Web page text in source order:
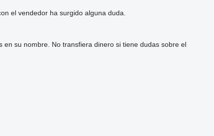
el vendedor ha surgido alguna duda.
su nombre. No transfiera dinero si tiene dudas sobre el